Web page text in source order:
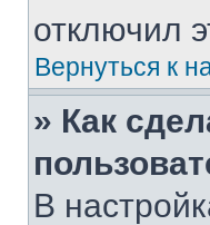
отключил
Вернуться к
» Как
В